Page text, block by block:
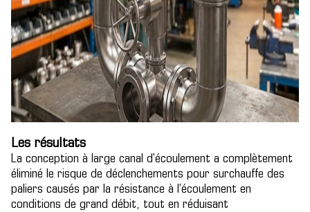
Les résultats
La conception à large canal d'écoulement a complètement
éliminé le risque de déclenchements pour surchauffe des
paliers causés par la résistance à l'écoulement en
conditions de grand débit, tout en réduisant